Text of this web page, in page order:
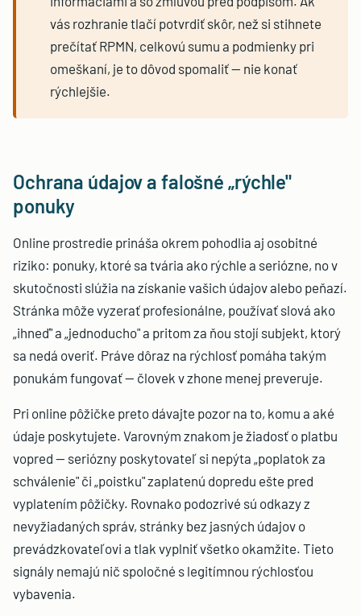
vás rozhranie tlačí potvrdiť skôr, než si stihnete
prečítať RPMN, celkovú sumu a podmienky pri
omeškaní, je to dôvod spomaliť — nie konať
rýchlejšie.
Ochrana údajov a falošné „rýchle"
ponuky
Online prostredie prináša okrem pohodlia aj osobitné
riziko: ponuky, ktoré sa tvária ako rýchle a seriózne, no v
skutočnosti slúžia na získanie vašich údajov alebo peňazí.
Stránka môže vyzerať profesionálne, používať slová ako
„ihneď" a „jednoducho" a pritom za ňou stojí subjekt, ktorý
sa nedá overiť. Práve dôraz na rýchlosť pomáha takým
ponukám fungovať — človek v zhone menej preveruje.
Pri online pôžičke preto dávajte pozor na to, komu a aké
údaje poskytujete. Varovným znakom je žiadosť o platbu
vopred — seriózny poskytovateľ si nepýta „poplatok za
schválenie" či „poistku" zaplatenú dopredu ešte pred
vyplatením pôžičky. Rovnako podozrivé sú odkazy z
nevyžiadaných správ, stránky bez jasných údajov o
prevádzkovateľovi a tlak vyplniť všetko okamžite. Tieto
signály nemajú nič spoločné s legitímnou rýchlosťou
vybavenia.